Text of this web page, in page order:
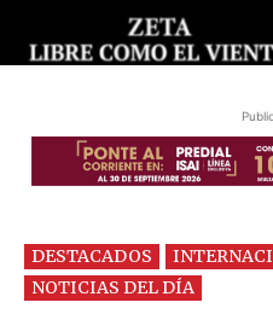
DESTACADOS
NOTICIAS DEL DÍA